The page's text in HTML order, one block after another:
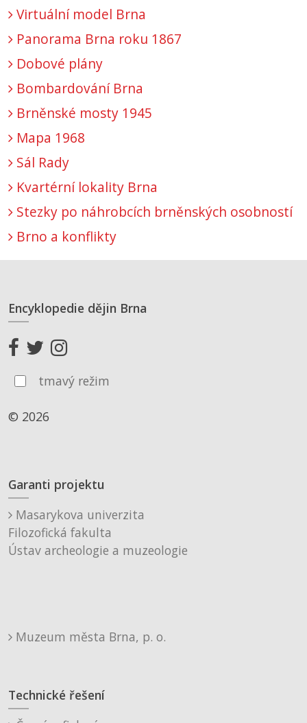
Virtuální model Brna
Panorama Brna roku 1867
Dobové plány
Bombardování Brna
Brněnské mosty 1945
Mapa 1968
Sál Rady
Kvartérní lokality Brna
Stezky po náhrobcích brněnských osobností
Brno a konflikty
Encyklopedie dějin Brna
tmavý režim
© 2026
Garanti projektu
Masarykova univerzita
Filozofická fakulta
Ústav archeologie a muzeologie
Muzeum města Brna, p. o.
Technické řešení